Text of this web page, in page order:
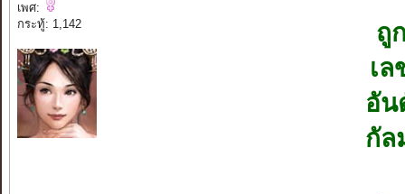
เพศ:
กระทู้: 1,142
ถู
เ
อัน
กัล